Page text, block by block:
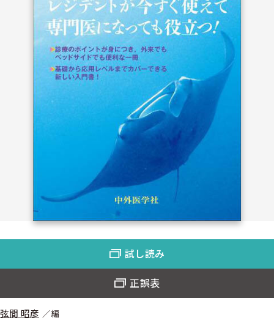
弦間 昭彦 編
試し読み
正誤表